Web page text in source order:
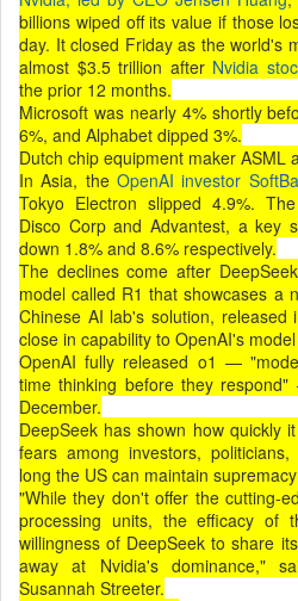
billions wiped off its value if those
day. It closed Friday as the world's
almost $3.5 trillion after Nvidia
the prior 12 months.
Microsoft was nearly 4% shortly
6%, and Alphabet dipped 3%.
Dutch chip equipment maker ASML
In Asia, the OpenAI investor
Tokyo Electron slipped 4.9%.
Disco Corp and Advantest, a key
down 1.8% and 8.6% respectively.
The declines come after
model called R1 that showcases a
Chinese AI lab's solution,
close in capability to OpenAI's
OpenAI fully released o1 —
time thinking before they
December.
DeepSeek has shown how quickly
fears among investors,
long the US can maintain
"While they don't offer the cutting-
processing units, the efficacy of
willingness of DeepSeek to share
away at Nvidia's dominance,"
Susannah Streeter.